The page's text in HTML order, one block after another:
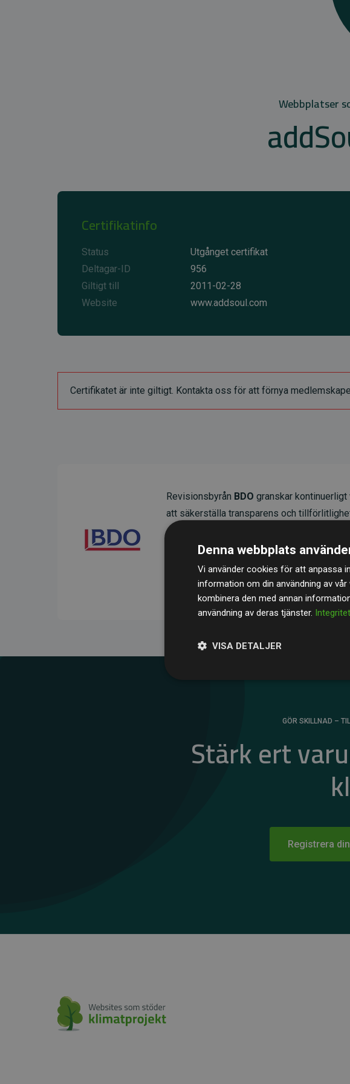
Webbplatser
Certifikatinfo
Status
Utgånget certifikat
Deltagar-ID
956
Giltigt till
2011-02-28
Website
www.addsoul.com
Certifikatet är inte giltigt. Kontakta oss för att förnya
Revisionsbyrån BDO granskar
att säkerställa transparens och
kompenserar för200 % av de beräknade
medlemswebbplatser – ett tydligt bevis
klimatnytta.
GÖR SKILLNAD –
Stärk ert
Registrera
Denna webbplats
Vi använder cookies för att anpassa
information om din användning av
kombinera den med annan
användning av deras tjänster.
VISA DETALJER